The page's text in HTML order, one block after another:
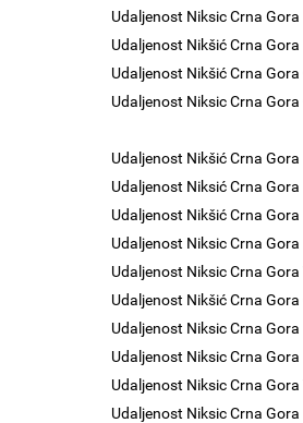
Udaljenost Niksic Crna
Udaljenost Nikšić Crna
Udaljenost Nikšić Crna Gora
Udaljenost Niksic Crna
Udaljenost Nikšić Crna
Udaljenost Niksić Crna Gora
Udaljenost Nikšić Crna
Udaljenost Niksic Crna
Udaljenost Niksic Crna Gora
Udaljenost Nikšić Crna
Udaljenost Niksic Crna
Udaljenost Niksic Crna
Udaljenost Niksic Crna Gora
Udaljenost Niksic Crna